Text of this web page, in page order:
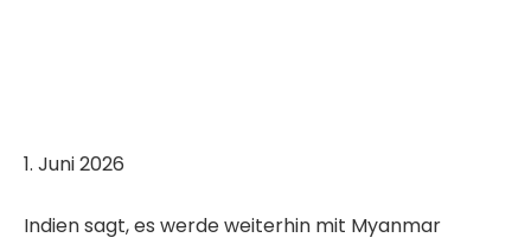
V
r
1. Juni 2026
Indien sagt, es werde weiterhin mit Myanmar